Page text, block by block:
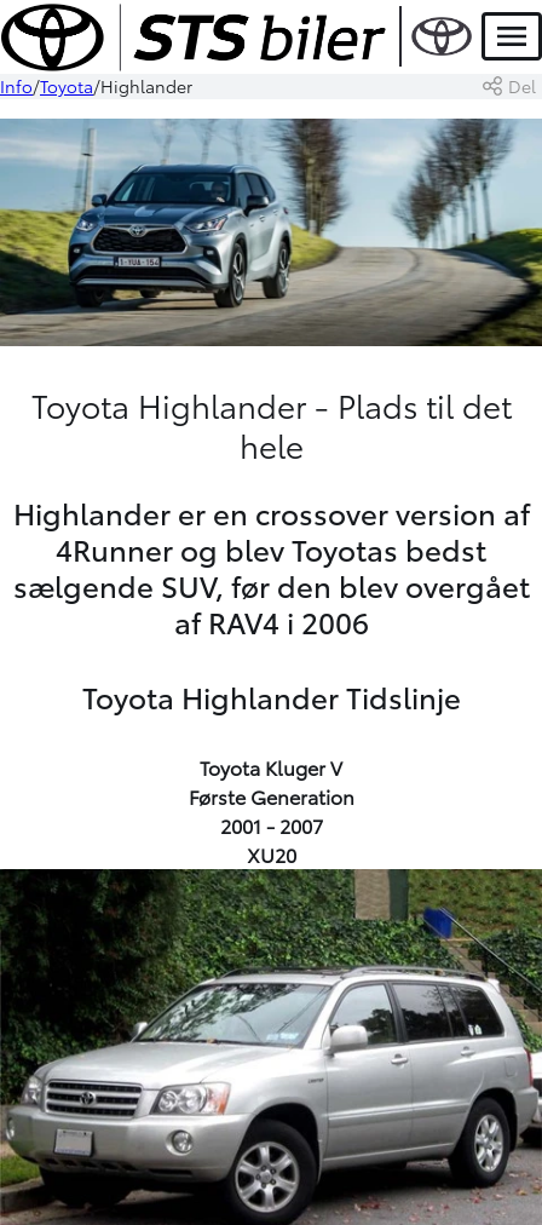
Info Toyota Highlander Del
Toyota Highlander - Plads til det
hele
Highlander er en crossover version af
4Runner og blev Toyotas bedst
sælgende SUV, før den blev overgået
af RAV4 i 2006
Toyota Highlander Tidslinje
Toyota Kluger V
Første Generation
2001 - 2007
XU20